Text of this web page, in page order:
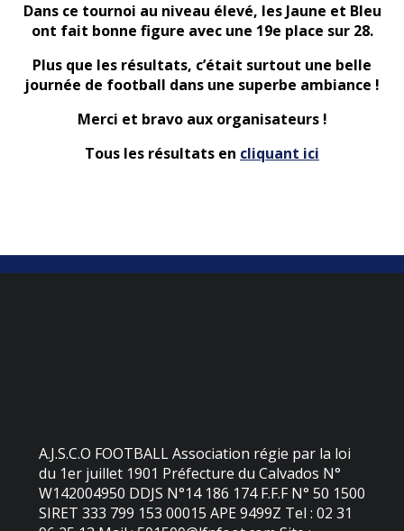
Dans ce tournoi au niveau élevé, les Jaune et Bleu
ont fait bonne figure avec une 19e place sur 28.
Plus que les résultats, c’était surtout une belle
journée de football dans une superbe ambiance !
Merci et bravo aux organisateurs !
Tous les résultats en cliquant ici
A.J.S.C.O FOOTBALL Association régie par la loi
du 1er juillet 1901 Préfecture du Calvados N°
W142004950 DDJS N°14 186 174 F.F.F N° 50 1500
SIRET 333 799 153 00015 APE 9499Z Tel : 02 31